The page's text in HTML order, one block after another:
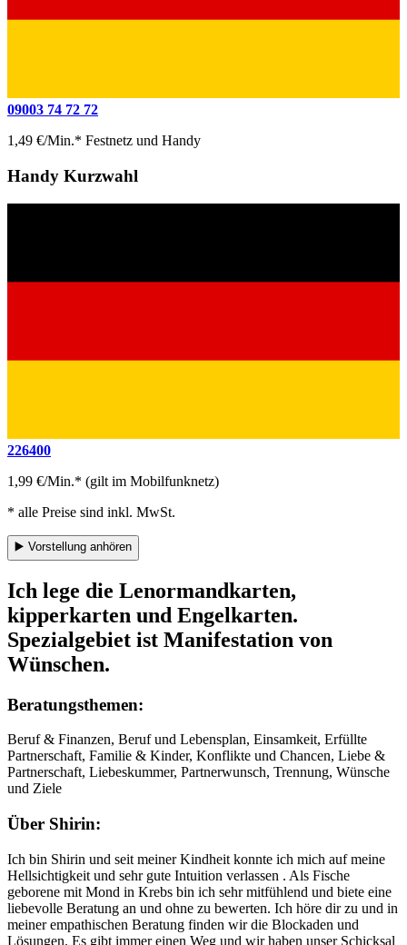
09003 74 72 72
1,49 €/Min.* Festnetz und Handy
Handy Kurzwahl
226400
1,99 €/Min.* (gilt im Mobilfunknetz)
* alle Preise sind inkl. MwSt.
▶️ Vorstellung anhören
Ich lege die Lenormandkarten,
kipperkarten und Engelkarten.
Spezialgebiet ist Manifestation von
Wünschen.
Beratungsthemen:
Beruf & Finanzen, Beruf und Lebensplan, Einsamkeit, Erfüllte
Partnerschaft, Familie & Kinder, Konflikte und Chancen, Liebe &
Partnerschaft, Liebeskummer, Partnerwunsch, Trennung, Wünsche
und Ziele
Über Shirin:
Ich bin Shirin und seit meiner Kindheit konnte ich mich auf meine
Hellsichtigkeit und sehr gute Intuition verlassen . Als Fische
geborene mit Mond in Krebs bin ich sehr mitfühlend und biete eine
liebevolle Beratung an und ohne zu bewerten. Ich höre dir zu und in
meiner empathischen Beratung finden wir die Blockaden und
Lösungen. Es gibt immer einen Weg und wir haben unser Schicksal